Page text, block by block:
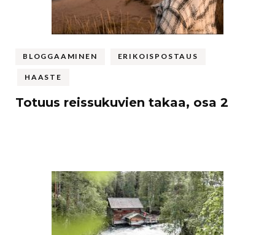
BLOGGAAMINEN ERIKOISPOSTAUS
HAASTE
Totuus reissukuvien takaa, osa 2